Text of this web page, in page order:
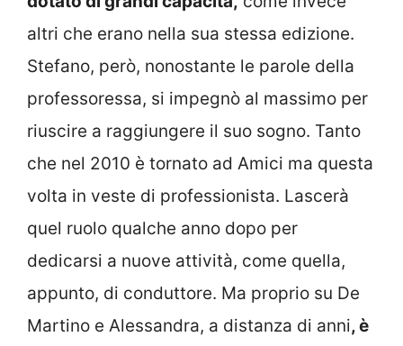
altri che erano nella sua stessa edizione.
Stefano, però, nonostante le parole della
professoressa, si impegnò al massimo per
riuscire a raggiungere il suo sogno. Tanto
che nel 2010 è tornato ad Amici ma questa
volta in veste di professionista. Lascerà
quel ruolo qualche anno dopo per
dedicarsi a nuove attività, come quella,
appunto, di conduttore. Ma proprio su De
Martino e Alessandra, a distanza di anni, è